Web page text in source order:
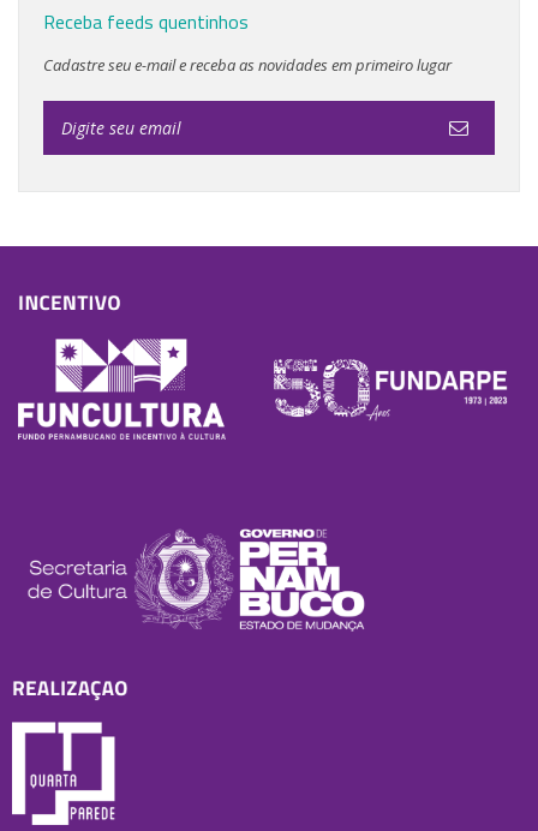
Receba feeds quentinhos
Cadastre seu e-mail e receba as novidades em primeiro lugar